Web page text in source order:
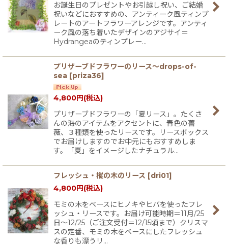
お誕生日のプレゼントやお引越し祝い、ご結婚
祝いなどにおすすめの、アンティーク風ティンプ
レートのアートフラワーアレンジです。アンティ
ーク風の落ち着いたデザインのアジサイ＝
Hydrangeaのティンプレー…
プリザーブドフラワーのリース〜drops-of-
sea [priza36]
4,800円(税込)
プリザーブドフラワーの「夏リース」。たくさ
んの海のアイテムをアクセントに、青色の薔
薇、３種類を使ったリースです。リースボックス
でお届けしますのでお中元にもおすすめしま
す。「夏」をイメージしたナチュラル…
フレッシュ・樅の木のリース [dri01]
4,800円(税込)
モミの木をベースにヒノキやヒバを使ったフレ
ッシュ・リースです。お届け可能時期＝11月/25
日〜12/25（ご注文受付＝12/15頃まで）クリスマ
スの定番、モミの木をベースにしたフレッシュ
な香りも漂うリ…